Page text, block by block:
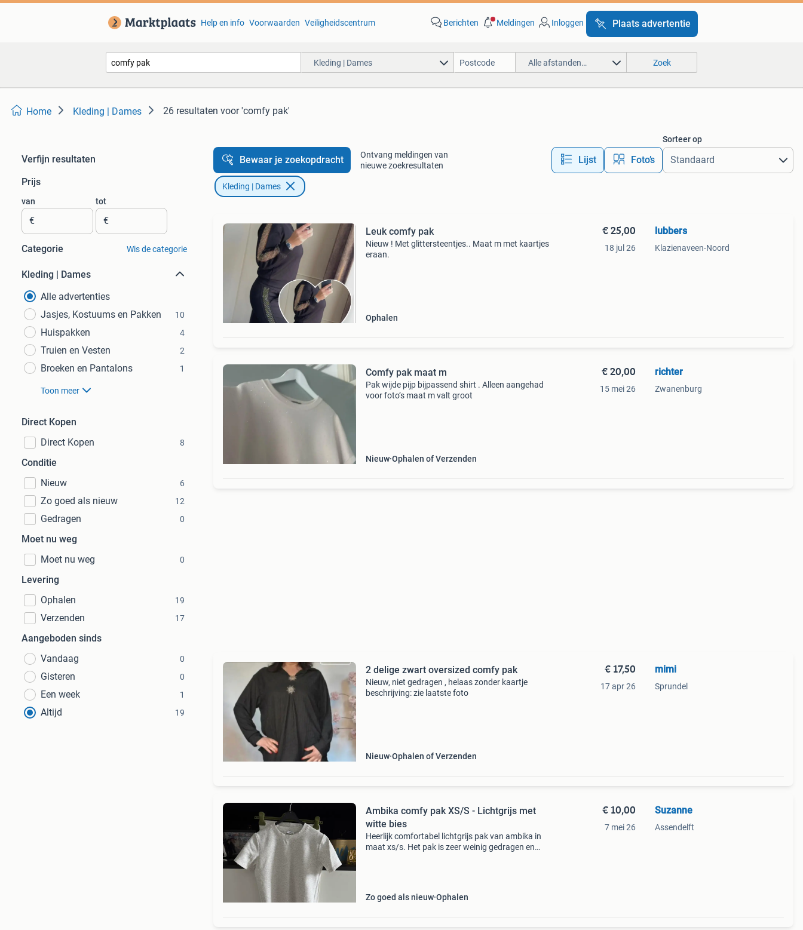
Help en info Voorwaarden Veiligheidscentrum Berichten Meldingen Inloggen Plaats advertentie
Kleding | Dames Alle afstanden… Zoek
Home Kleding | Dames 26 resultaten voor 'comfy pak'
Verfijn resultaten
Prijs
van
€
tot
€
Categorie Wis de categorie
Kleding | Dames
Alle advertenties
Jasjes, Kostuums en Pakken
10
Huispakken 4
Truien en Vesten 2
Broeken en Pantalons 1
Toon meer
Direct Kopen
Direct Kopen
8
Conditie
Nieuw
6
Zo goed als nieuw 12
Gedragen 0
Moet nu weg
Moet nu weg
0
Levering
Ophalen
19
Verzenden 17
Aangeboden sinds
Vandaag
0
Gisteren 0
Een week 1
Altijd 19
Bewaar je zoekopdracht
Ontvang meldingen van
nieuwe zoekresultaten
Lijst Foto’s
Sorteer op
Kleding | Dames
Leuk comfy pak
Nieuw ! Met glittersteentjes.. Maat m met kaartjes
eraan.
Ophalen
€ 25,00
18 jul 26
lubbers
Klazienaveen-Noord
Comfy pak maat m
Pak wijde pijp bijpassend shirt . Alleen aangehad
voor foto’s maat m valt groot
Nieuw Ophalen of Verzenden
€ 20,00
15 mei 26
richter
Zwanenburg
2 delige zwart oversized comfy pak
Nieuw, niet gedragen , helaas zonder kaartje
beschrijving: zie laatste foto
Nieuw Ophalen of Verzenden
€ 17,50
17 apr 26
mimi
Sprundel
Ambika comfy pak XS/S - Lichtgrijs met
witte bies
Heerlijk comfortabel lichtgrijs pak van ambika in
maat xs/s. Het pak is zeer weinig gedragen en
Zo goed als nieuw Ophalen
€ 10,00
7 mei 26
Suzanne
Assendelft